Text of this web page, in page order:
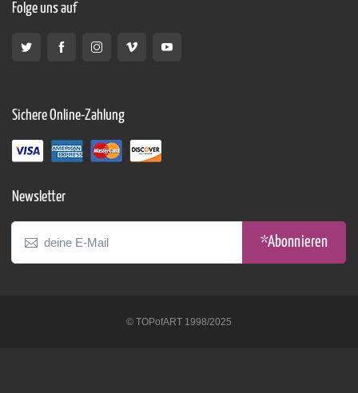
Folge uns auf
Sichere Online-Zahlung
Newsletter
*Abonnieren
© TOPofART 1998/2025